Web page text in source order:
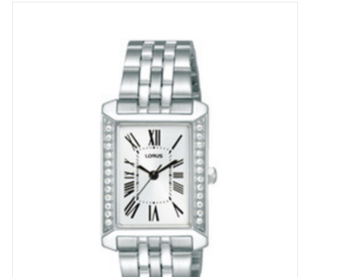
Merken
Cadeaukaarten